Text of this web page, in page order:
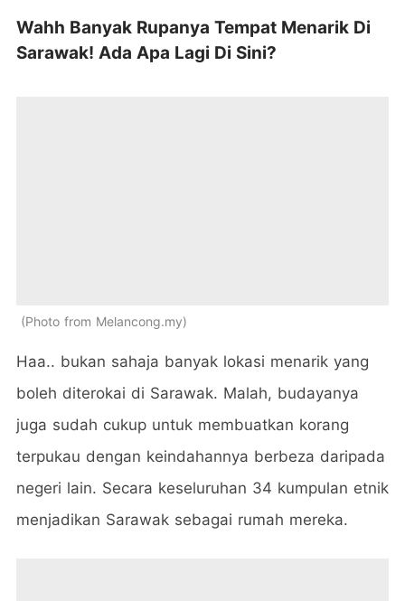
Wahh Banyak Rupanya Tempat Menarik Di
Sarawak! Ada Apa Lagi Di Sini?
Photo from Melancong.my
Haa.. bukan sahaja banyak lokasi menarik yang
boleh diterokai di Sarawak. Malah, budayanya
juga sudah cukup untuk membuatkan korang
terpukau dengan keindahannya berbeza daripada
negeri lain. Secara keseluruhan 34 kumpulan etnik
menjadikan Sarawak sebagai rumah mereka.